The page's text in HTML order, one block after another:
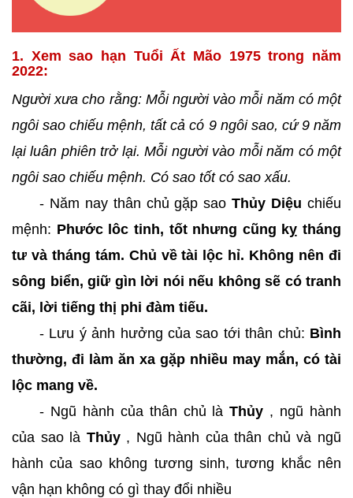
1. Xem sao hạn Tuổi Ất Mão 1975 trong năm
2022:
Người xưa cho rằng: Mỗi người vào mỗi năm có một
ngôi sao chiếu mệnh, tất cả có 9 ngôi sao, cứ 9 năm
lại luân phiên trở lại. Mỗi người vào mỗi năm có một
ngôi sao chiếu mệnh. Có sao tốt có sao xấu.
- Năm nay thân chủ gặp saoThủy Diệu chiếu
mệnh: Phước lôc tinh, tốt nhưng cũng kỵ tháng
tư và tháng tám. Chủ về tài lộc hỉ. Không nên đi
sông biển, giữ gìn lời nói nếu không sẽ có tranh
cãi, lời tiếng thị phi đàm tiếu.
- Lưu ý ảnh hưởng của sao tới thân chủ: Bình
thường, đi làm ăn xa gặp nhiều may mắn, có tài
lộc mang về.
- Ngũ hành của thân chủ làThủy , ngũ hành
của sao là Thủy, Ngũ hành của thân chủ và ngũ
hành của sao không tương sinh, tương khắc nên
vận hạn không có gì thay đổi nhiều